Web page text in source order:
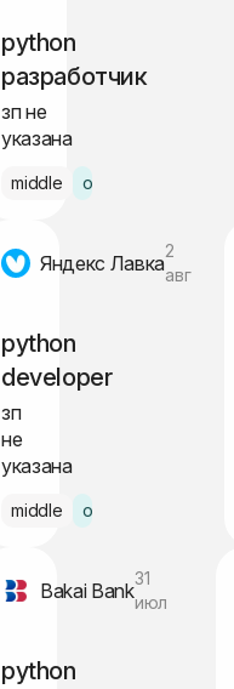
python
разработчик
зп не
указана
middle офис Москва
Яндекс Лавка
2
авг
python
developer
зп
не
указана
middle офис Москва
Bakai Bank
31
июл
python